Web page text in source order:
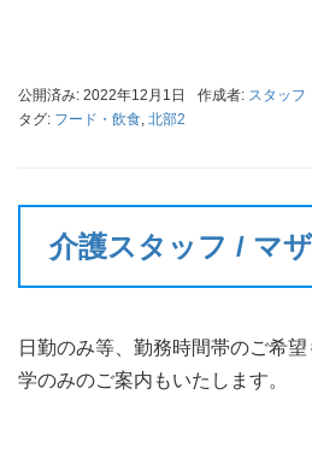
公開済み: 2022年12月1日 作成者: スタッフ
タグ: フード・飲食, 北部2
介護スタッフ / マ
日勤のみ等、勤務時間帯のご希
学のみのご案内もいたします。